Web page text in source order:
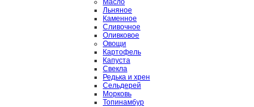
Масло
Льняное
Каменное
Сливочное
Оливковое
Овощи
Картофель
Капуста
Свекла
Редька и хрен
Сельдерей
Морковь
Топинамбур